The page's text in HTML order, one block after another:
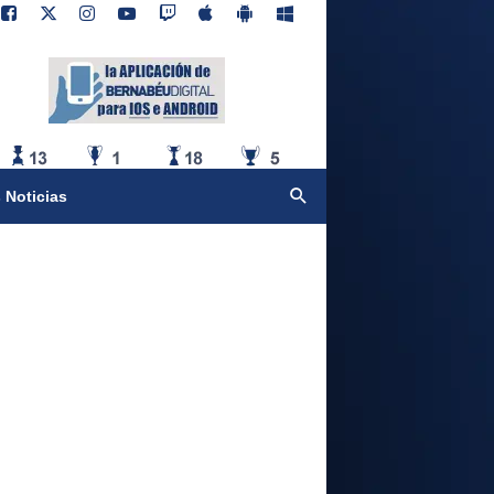
Noticias